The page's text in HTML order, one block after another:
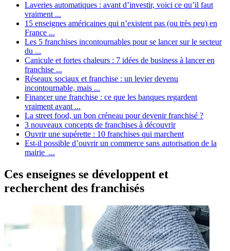
Laveries automatiques : avant d’investir, voici ce qu’il faut
vraiment ...
15 enseignes américaines qui n’existent pas (ou très peu) en
France ...
Les 5 franchises incontournables pour se lancer sur le secteur
du ...
Canicule et fortes chaleurs : 7 idées de business à lancer en
franchise ...
Réseaux sociaux et franchise : un levier devenu
incontournable, mais ...
Financer une franchise : ce que les banques regardent
vraiment avant ...
La street food, un bon créneau pour devenir franchisé ?
3 nouveaux concepts de franchises à découvrir
Ouvrir une supérette : 10 franchises qui marchent
Est-il possible d’ouvrir un commerce sans autorisation de la
mairie ...
Ces enseignes se développent et
recherchent des franchisés